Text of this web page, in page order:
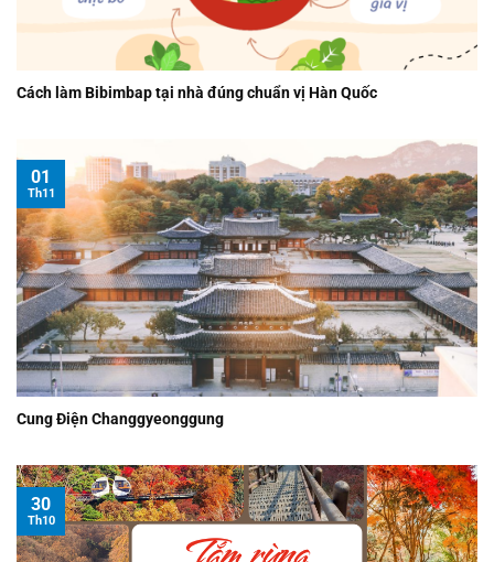
Cách làm Bibimbap tại nhà đúng chuẩn vị Hàn Quốc
Cung Điện Changgyeonggung
01
Th11
30
Th10